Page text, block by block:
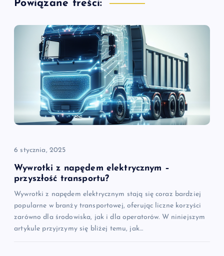
c
p
s
u
Powiązane treści:
6 stycznia, 2025
Wywrotki z napędem elektrycznym –
przyszłość transportu?
Wywrotki z napędem elektrycznym stają się coraz bardziej
popularne w branży transportowej, oferując liczne korzyści
zarówno dla środowiska, jak i dla operatorów. W niniejszym
artykule przyjrzymy się bliżej temu, jak…